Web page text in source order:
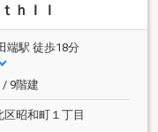
ｈＩＩ
端駅 徒歩18分
/ 9階建
区昭和町１丁目